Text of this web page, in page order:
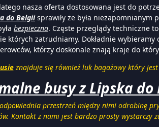
nasza oferta dostosowana jest do
do Belgiisprawiły że była niezapomnianym
bezpieczna. Częste przeglądy techniczne
których zatrudniamy. Dokładnie
którzy doskonale znają kraje do
znajduje się również luk bagażowy który
busy z Lipska
przestrzeń między nimi odrobinę
Kontakt z nami jest bardzo prosty wystarczy